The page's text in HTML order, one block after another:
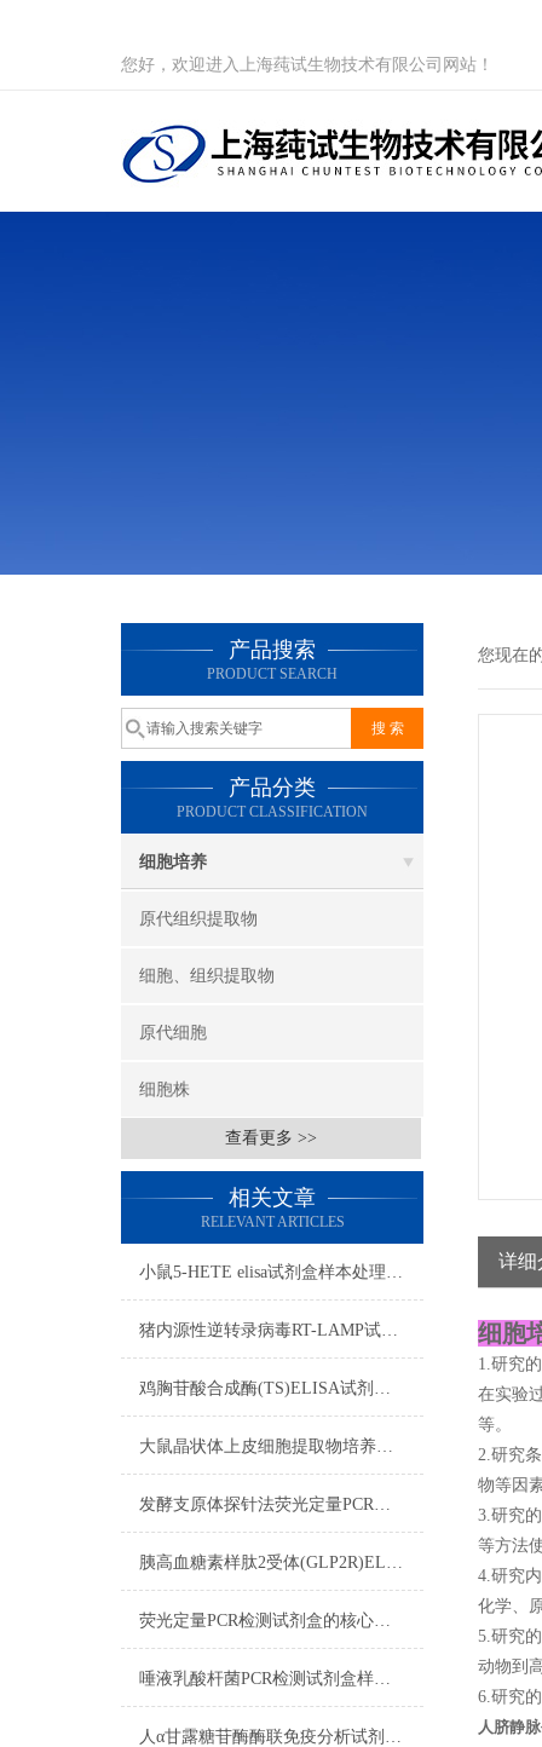
您好，欢迎进入上海莼试生物技术有限公司网站！
产品搜索
PRODUCT SEARCH
产品分类
PRODUCT CLASSIFICATION
细胞培养
原代组织提取物
细胞、组织提取物
原代细胞
细胞株
查看更多 >>
相关文章
RELEVANT ARTICLES
小鼠5-HETE elisa试剂盒​样本处理及要求
猪内源性逆转录病毒RT-LAMP试剂盒流程
鸡胸苷酸合成酶(TS)ELISA试剂盒样本处理及要求
大鼠晶状体上皮细胞提取物培养步骤
发酵支原体探针法荧光定量PCR检测试剂盒反应五要素
胰高血糖素样肽2受体(GLP2R)ELISA试剂盒双抗体夹心法
荧光定量PCR检测试剂盒的核心在于“实时”与“定量”
唾液乳酸杆菌PCR检测试剂盒样品DNA的制备
人α甘露糖苷酶酶联免疫分析试剂盒双抗体夹心法(检测未知抗原)
您现在
详细
细胞
1.研究
在实验
等。
2.研究
物等因
3.研究
等方法
4.研究
化学、
5.研究
动物到
6.研究
人脐静